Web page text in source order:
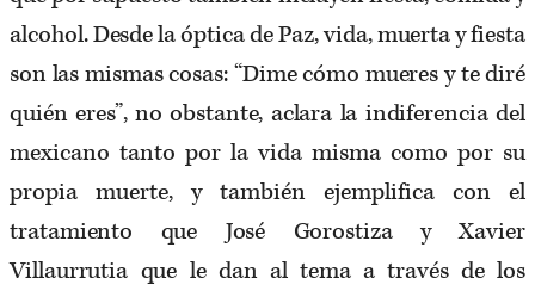
alcohol. Desde la óptica de Paz, vida, muerta y fiesta
son las mismas cosas: “Dime cómo mueres y te diré
quién eres”, no obstante, aclara la indiferencia del
mexicano tanto por la vida misma como por su
propia muerte, y también ejemplifica con el
tratamiento que José Gorostiza y Xavier
Villaurrutia que le dan al tema a través de los